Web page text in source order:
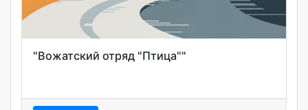
"Вожатский отряд "Птица""